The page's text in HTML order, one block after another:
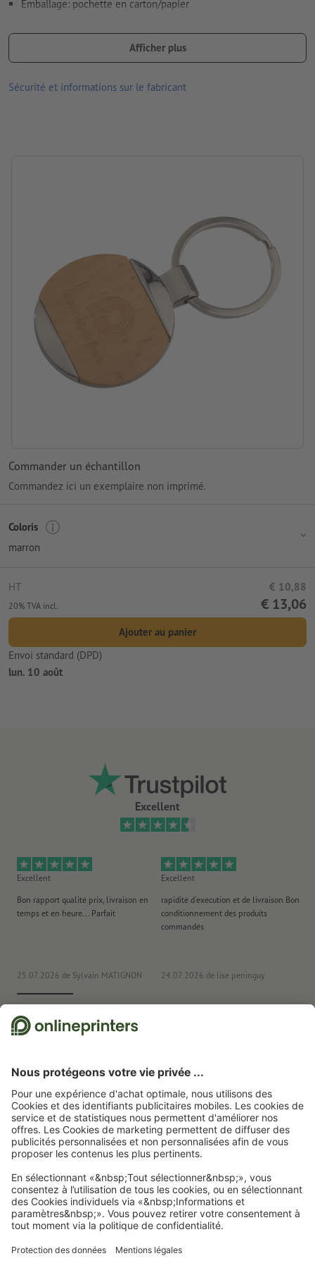
Comment créer correctement des fichiers d'impression?
Emballage: pochette en carton/papier
emplacement de la gravure: sur le bois
Afficher plus
Sécurité et informations sur le fabricant
Commander un échantillon
Commandez ici un exemplaire non imprimé.
Coloris
marron
HT € 10,88
20% TVA incl. € 13,06
Ajouter au panier
Envoi standard (DPD)
lun. 10 août
Excellent
Excellent
Bon rapport qualité prix, livraison en
temps et en heure... Parfait
25.07.2026 de Sylvain MATIGNON
Excellent
rapidité d'execution et de livraison Bon
conditionnement des produits
commandés
24.07.2026 de lise peninguy
évaluations. Vous trouvereziciles mesures prises par Trustpilot pour garantir
Page d'accueil Articles publicitaires Loisirs & plein air Porte-clés
Porte-
clés Langhaus
À propos de nous
15 %